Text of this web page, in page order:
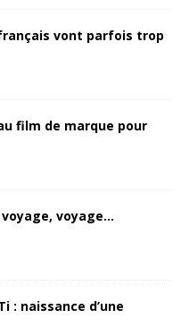
français vont parfois trop
film de marque pour
voyage, voyage…
: naissance d’une